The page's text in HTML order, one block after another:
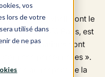
vos
lors de votre
utilisé dans
de ne pas
la société Revbell dont le
75010 Paris, est
des informations dont
données personnelles ».
au respect de la